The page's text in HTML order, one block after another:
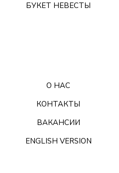
БУКЕТ НЕВЕСТЫ
О НАС
КОНТАКТЫ
ВАКАНСИИ
ENGLISH VERSION